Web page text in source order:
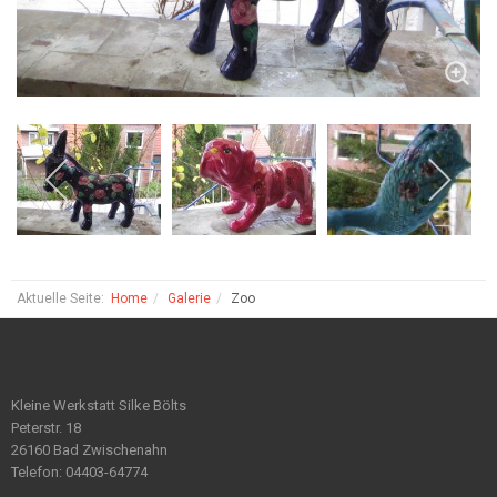
Aktuelle Seite: Home Galerie Zoo
Kleine Werkstatt Silke Bölts
Peterstr. 18
26160 Bad Zwischenahn
Telefon: 04403-64774